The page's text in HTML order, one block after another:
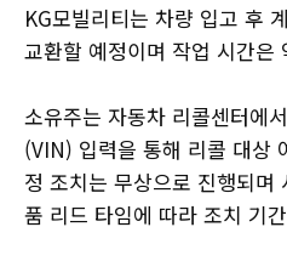
KG모빌리티는 차량 입고 후
교환할 예정이며 작업 시간은
소유주는 자동차 리콜센터에
(VIN) 입력을 통해 리콜 대상
정 조치는 무상으로 진행되며
품 리드 타임에 따라 조치 기